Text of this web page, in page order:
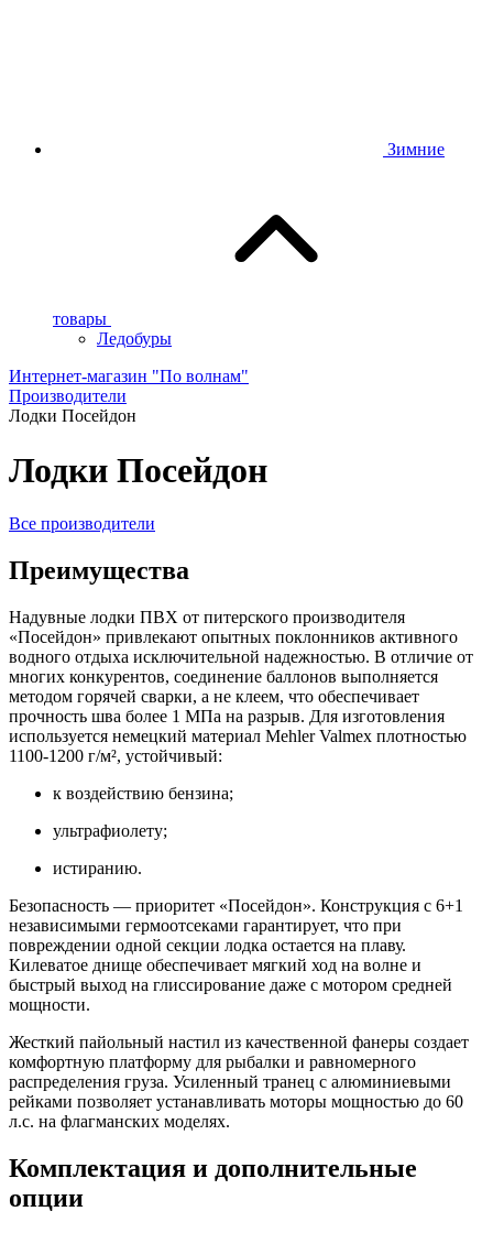
Зимние
товары
Ледобуры
Интернет-магазин "По волнам"
Производители
Лодки Посейдон
Лодки Посейдон
Все производители
Преимущества
Надувные лодки ПВХ от питерского производителя
«Посейдон» привлекают опытных поклонников активного
водного отдыха исключительной надежностью. В отличие от
многих конкурентов, соединение баллонов выполняется
методом горячей сварки, а не клеем, что обеспечивает
прочность шва более 1 МПа на разрыв. Для изготовления
используется немецкий материал Mehler Valmex плотностью
1100-1200 г/м², устойчивый:
к воздействию бензина;
ультрафиолету;
истиранию.
Безопасность — приоритет «Посейдон». Конструкция с 6+1
независимыми гермоотсеками гарантирует, что при
повреждении одной секции лодка остается на плаву.
Килеватое днище обеспечивает мягкий ход на волне и
быстрый выход на глиссирование даже с мотором средней
мощности.
Жесткий пайольный настил из качественной фанеры создает
комфортную платформу для рыбалки и равномерного
распределения груза. Усиленный транец с алюминиевыми
рейками позволяет устанавливать моторы мощностью до 60
л.с. на флагманских моделях.
Комплектация и дополнительные
опции